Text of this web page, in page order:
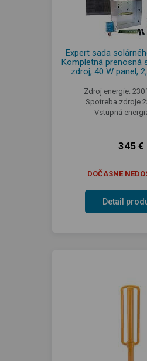
Expert sada
Kompletná prenosná
zdroj, 40 W panel,
Zdroj energie: 230
Spotreba zdroje
Vstupná
345 €
DOČASNE
Detail